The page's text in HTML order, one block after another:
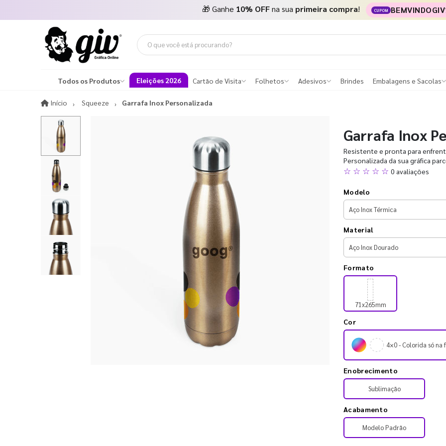
🎁 Ganhe 10% OFFna sua primeira compra! CUPOM
Todos os Produtos Eleições 2026 Cartão de Visita Folhetos Adesivos Brindes Embalagens e Sacolas
Início InícioSqueeze Garrafa Inox Personalizada
Garrafa Inox
Resistente e pronta para
Personalizada da sua gráfica
☆ ☆ ☆ ☆ ☆ 0 avaliações
Modelo
Material
Formato
71x265mm
Cor
4×0 - Colorida só na
Enobrecimento
Sublimação
Acabamento
Modelo Padrão